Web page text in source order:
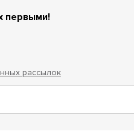
первыми!
рассылок